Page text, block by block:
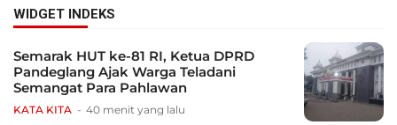
WIDGET INDEKS
Semarak HUT ke-81 RI, Ketua DPRD
Pandeglang Ajak Warga Teladani
Semangat Para Pahlawan
KATA KITA 40 menit yang lalu